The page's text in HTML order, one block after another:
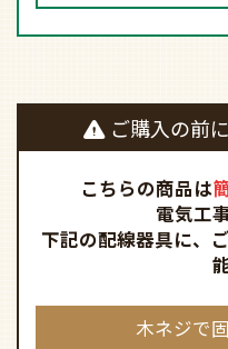
ご購入の前
こちらの商品は
電気工
下記の配線器具に、
木ネジで